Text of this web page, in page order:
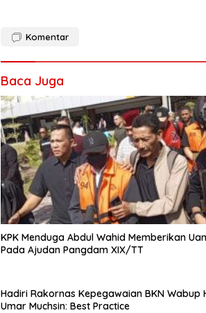
Komentar
Baca Juga
KPK Menduga Abdul Wahid Memberikan
Pada Ajudan Pangdam XIX/TT
Hadiri Rakornas Kepegawaian BKN Wabup Helmi
Umar Muchsin: Best Practice